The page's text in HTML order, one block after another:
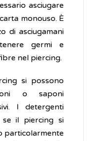
asciugare
monouso. È
di asciugamani
germi e
nel piercing.
si possono
o saponi
I detergenti
se il piercing si
particolarmente